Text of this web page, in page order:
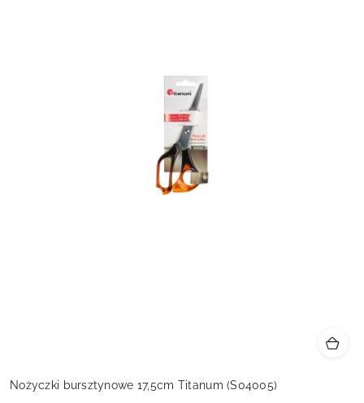
Nożyczki bursztynowe 17,5cm Titanum (S04005)